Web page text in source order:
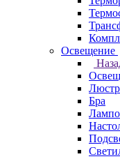
Освещение
Бра